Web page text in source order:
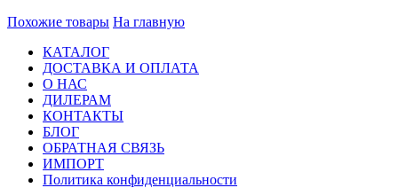
Похожие товары На главную
КАТАЛОГ
ДОСТАВКА И ОПЛАТА
О НАС
ДИЛЕРАМ
КОНТАКТЫ
БЛОГ
ОБРАТНАЯ СВЯЗЬ
ИМПОРТ
Политика конфиденциальности